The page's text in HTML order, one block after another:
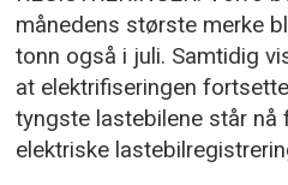
månedens største merke
tonn også i juli. Samtidig
at elektrifiseringen
tyngste lastebilene står nå
elektriske